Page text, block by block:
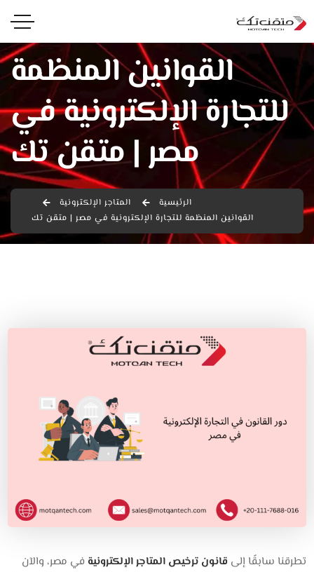
القوانين المنظمة
للتجارة الإلكترونية في
مصر | متقن تك
الرئيسية
المتاجر الإلكترونية
القوانين المنظمة للتجارة الإلكترونية في مصر | متقن تك
تطرقنا سابقًا إلى قانون ترخيص المتاجر الإلكترونية في مصر، والآن